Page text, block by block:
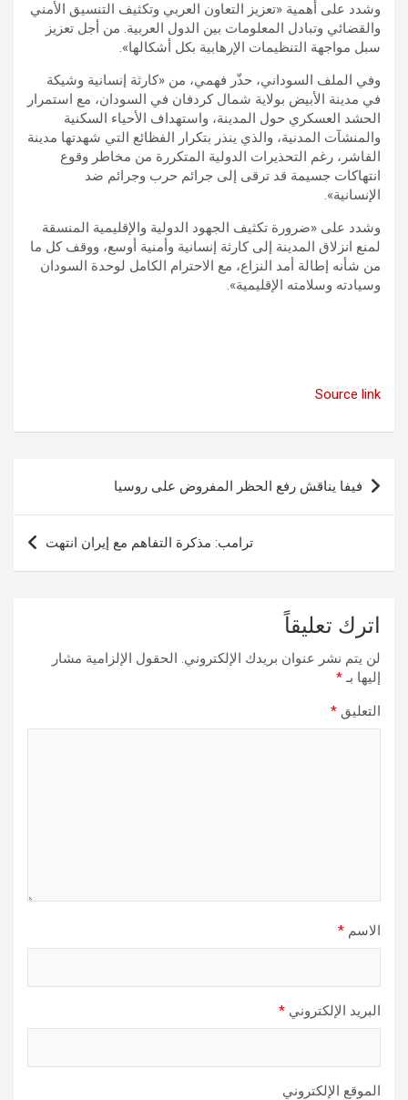
وشدد على أهمية «تعزيز التعاون العربي وتكثيف التنسيق الأمني
والقضائي وتبادل المعلومات بين الدول العربية. من أجل تعزيز
سبل مواجهة التنظيمات الإرهابية بكل أشكالها».
وفي الملف السوداني، حذّر فهمي، من «كارثة إنسانية وشيكة
في مدينة الأبيض بولاية شمال كردفان في السودان، مع استمرار
الحشد العسكري حول المدينة، واستهداف الأحياء السكنية
والمنشآت المدنية، والذي ينذر بتكرار الفظائع التي شهدتها مدينة
الفاشر، رغم التحذيرات الدولية المتكررة من مخاطر وقوع
انتهاكات جسيمة قد ترقى إلى جرائم حرب وجرائم ضد
الإنسانية».
وشدد على «ضرورة تكثيف الجهود الدولية والإقليمية المنسقة
لمنع انزلاق المدينة إلى كارثة إنسانية وأمنية أوسع، ووقف كل ما
من شأنه إطالة أمد النزاع، مع الاحترام الكامل لوحدة السودان
وسيادته وسلامته الإقليمية».
Source link
تصفّح
المقالات
فيفا يناقش رفع الحظر المفروض على روسيا
ترامب: مذكرة التفاهم ⁠مع ⁠إيران ‌انتهت
اترك تعليقاً
لن يتم نشر عنوان بريدك الإلكتروني. الحقول الإلزامية مشار
إليها بـ*
التعليق *
الاسم *
البريد الإلكتروني *
الموقع الإلكتروني